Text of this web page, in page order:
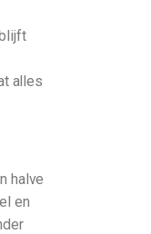
alles
halve
en